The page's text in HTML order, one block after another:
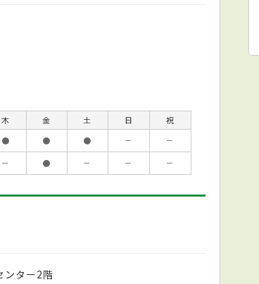
木 金 土 日
祝
● ● ● －
－
－ ● － － －
ンター2階